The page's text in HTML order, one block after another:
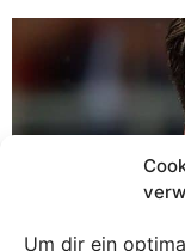
Um dir ein